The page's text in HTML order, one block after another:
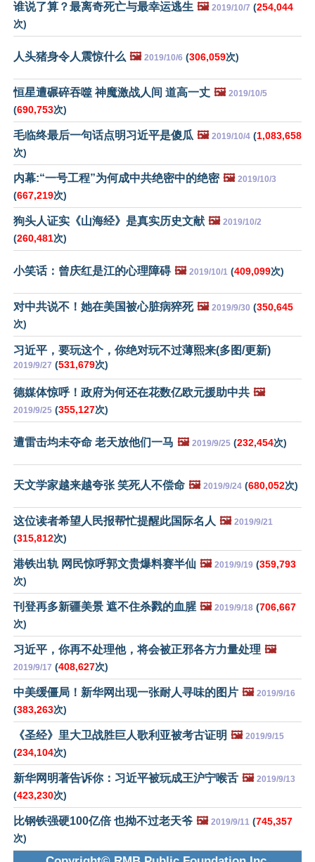
谁说了算？最离奇死亡与最幸运逃生 🖼️ 2019/10/7 (254,044
次)
人头猪身令人震惊什么 🖼️ 2019/10/6 (306,059次)
恒星遭碾碎吞噬 神魔激战人间 道高一丈 🖼️ 2019/10/5
(690,753次)
毛临终最后一句话点明习近平是傻瓜 🖼️ 2019/10/4 (1,083,658
次)
内幕:“一号工程”为何成中共绝密中的绝密 🖼️ 2019/10/3
(667,219次)
狗头人证实《山海经》是真实历史文献 🖼️ 2019/10/2
(260,481次)
小笑话：曾庆红是江的心理障碍 🖼️ 2019/10/1 (409,099次)
对中共说不！她在美国被心脏病猝死 🖼️ 2019/9/30 (350,645
次)
习近平，要玩这个，你绝对玩不过薄熙来(多图/更新)
2019/9/27 (531,679次)
德媒体惊呼！政府为何还在花数亿欧元援助中共 🖼️
2019/9/25 (355,127次)
遭雷击均未夺命 老天放他们一马 🖼️ 2019/9/25 (232,454次)
天文学家越来越夸张 笑死人不偿命 🖼️ 2019/9/24 (680,052次)
这位读者希望人民报帮忙提醒此国际名人 🖼️ 2019/9/21
(315,812次)
港铁出轨 网民惊呼郭文贵爆料赛半仙 🖼️ 2019/9/19 (359,793
次)
刊登再多新疆美景 遮不住杀戮的血腥 🖼️ 2019/9/18 (706,667
次)
习近平，你再不处理他，将会被正邪各方力量处理 🖼️
2019/9/17 (408,627次)
中美缓僵局！新华网出现一张耐人寻味的图片 🖼️ 2019/9/16
(383,263次)
《圣经》里大卫战胜巨人歌利亚被考古证明 🖼️ 2019/9/15
(234,104次)
新华网明著告诉你：习近平被玩成王沪宁喉舌 🖼️ 2019/9/13
(423,230次)
比钢铁强硬100亿倍 也拗不过老天爷 🖼️ 2019/9/11 (745,357
次)